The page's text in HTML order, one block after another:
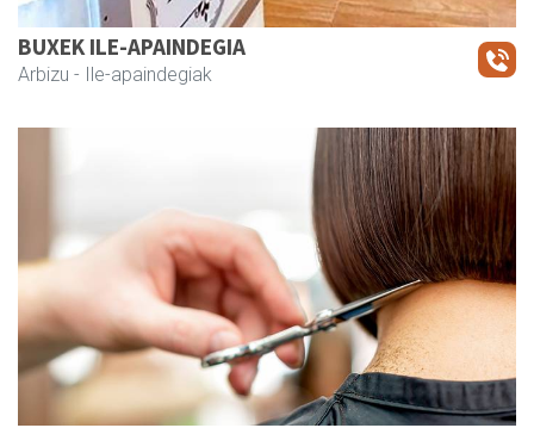
BUXEK ILE-APAINDEGIA
Arbizu - Ile-apaindegiak